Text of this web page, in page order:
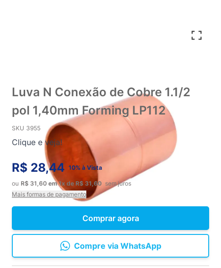
Luva N Conexão de Cobre 1.1/2
pol 1,40mm Forming LP112
SKU 3955
Clique e veja!
Comprar agora
R$ 28,44 10% à Vista
ou R$ 31,60 em1x de R$ 31,60 sem juros
Mais formas de pagamento
Compre via WhatsApp